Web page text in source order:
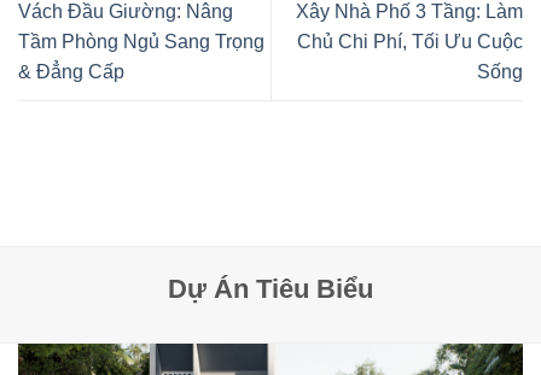
Vách Đầu Giường: Nâng
Tầm Phòng Ngủ Sang Trọng
& Đẳng Cấp
Xây Nhà Phố 3 Tầng: Làm
Chủ Chi Phí, Tối Ưu Cuộc
Sống
Dự Án Tiêu Biểu